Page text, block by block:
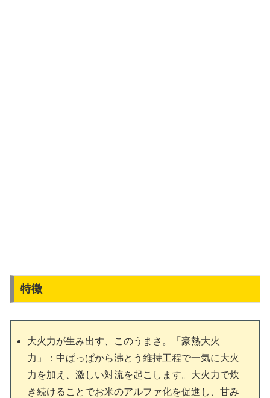
特徴
大火力が生み出す、このうまさ。「豪熱大火
力」：中ぱっぱから沸とう維持工程で一気に大火
力を加え、激しい対流を起こします。大火力で炊
き続けることでお米のアルファ化を促進し、甘み